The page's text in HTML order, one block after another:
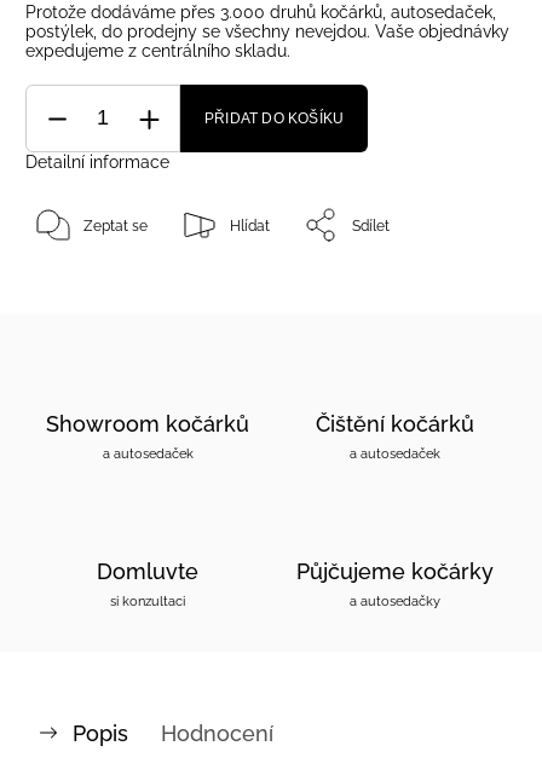
Protože dodáváme přes 3.000 druhů kočárků, autosedaček,
postýlek, do prodejny se všechny nevejdou. Vaše objednávky
expedujeme z centrálního skladu.
PŘIDAT DO KOŠÍKU
Detailní informace
Zeptat se Hlídat Sdílet
Showroom kočárků
a autosedaček
Čištění kočárků
a autosedaček
Domluvte
si konzultaci
Půjčujeme kočárky
a autosedačky
Popis Hodnocení